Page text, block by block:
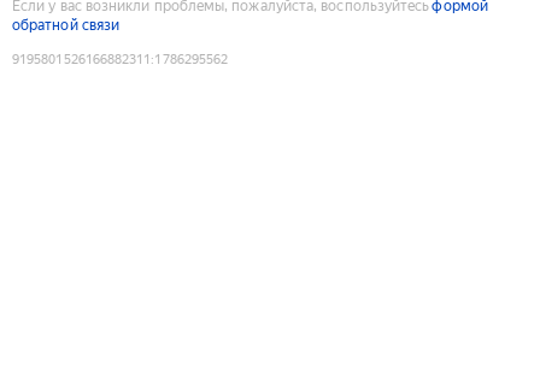
Если у вас возникли проблемы, пожалуйста, воспользуйтесьформой
обратной связи
9195801526166882311 :1786295562